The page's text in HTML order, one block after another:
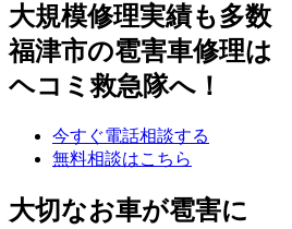
大規模修理実績も多数
福津市の雹害車修理は
ヘコミ救急隊へ！
今すぐ電話相談する
無料相談はこちら
大切なお車が雹害に